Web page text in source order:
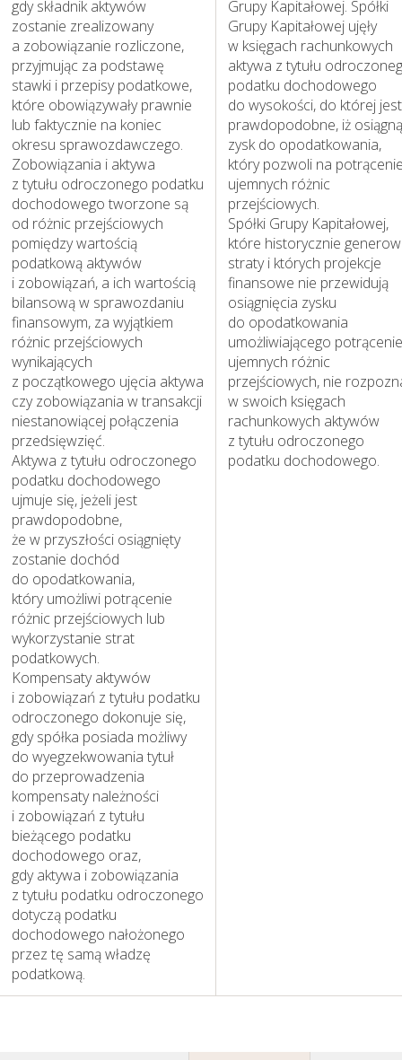
Działania w sferze
środowiska
naturalnego
Nasza działalność i jej
wyniki w 2018 roku
gdy składnik aktywów
zostanie zrealizowany
a zobowiązanie rozliczone,
przyjmując za podstawę
stawki i przepisy podatkowe,
które obowiązywały prawnie
lub faktycznie na koniec
okresu sprawozdawczego.
Zobowiązania i aktywa
z tytułu odroczonego podatku
dochodowego tworzone są
od różnic przejściowych
pomiędzy wartością
podatkową aktywów
i zobowiązań, a ich wartością
bilansową w sprawozdaniu
finansowym, za wyjątkiem
różnic przejściowych
wynikających
z początkowego ujęcia aktywa
czy zobowiązania w transakcji
niestanowiącej połączenia
przedsięwzięć.
Aktywa z tytułu odroczonego
podatku dochodowego
ujmuje się, jeżeli jest
prawdopodobne,
że w przyszłości osiągnięty
zostanie dochód
do opodatkowania,
który umożliwi potrącenie
różnic przejściowych lub
wykorzystanie strat
podatkowych.
Kompensaty aktywów
i zobowiązań z tytułu podatku
odroczonego dokonuje się,
gdy spółka posiada możliwy
do wyegzekwowania tytuł
do przeprowadzenia
kompensaty należności
i zobowiązań z tytułu
bieżącego podatku
dochodowego oraz,
gdy aktywa i zobowiązania
z tytułu podatku odroczonego
dotyczą podatku
dochodowego nałożonego
przez tę samą władzę
podatkową.
Grupy Kapitałowej. Spółki
Grupy Kapitałowej ujęły
w księgach rachunkowych
aktywa z tytułu
podatku dochodowego
do wysokości, do której jest
prawdopodobne, iż osiągną
zysk do opodatkowania,
który pozwoli na
ujemnych różnic
przejściowych.
Spółki Grupy Kapitałowej,
które historycznie
straty i których projekcje
finansowe nie przewidują
osiągnięcia zysku
do opodatkowania
umożliwiającego potrącenie
ujemnych różnic
przejściowych, nie
w swoich księgach
rachunkowych aktywów
z tytułu odroczonego
podatku dochodowego.